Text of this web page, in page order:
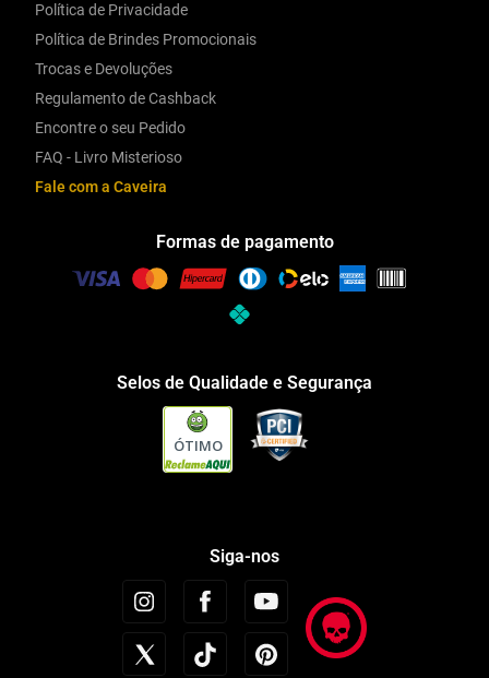
Política de Privacidade
Política de Brindes Promocionais
Trocas e Devoluções
Regulamento de Cashback
Encontre o seu Pedido
FAQ - Livro Misterioso
Fale com a Caveira
Formas de pagamento
Selos de Qualidade e Segurança
ÓTIMO
Siga-nos